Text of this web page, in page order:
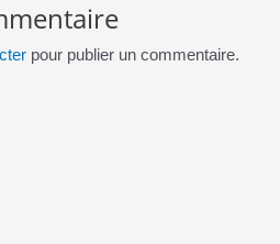
pour publier un commentaire.